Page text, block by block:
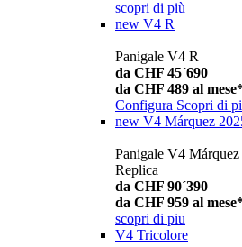
scopri di più
new V4 R
Panigale V4 R
da CHF 45´690
da CHF 489 al
Configura Scopri di
new V4 Márquez
Panigale V4
Replica
da CHF 90´390
da CHF 959 al
scopri di piu
V4 Tricolore